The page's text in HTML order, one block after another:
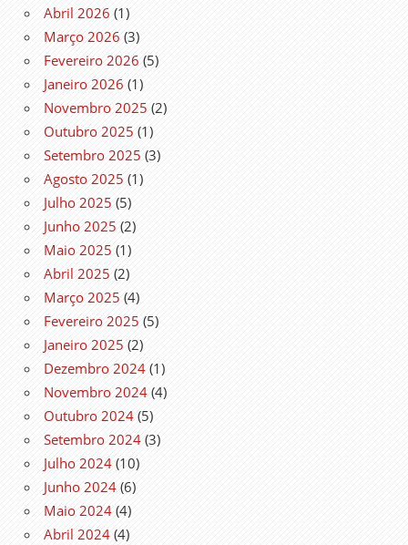
Abril 2026 (1)
Março 2026 (3)
Fevereiro 2026 (5)
Janeiro 2026 (1)
Novembro 2025 (2)
Outubro 2025 (1)
Setembro 2025 (3)
Agosto 2025 (1)
Julho 2025 (5)
Junho 2025 (2)
Maio 2025 (1)
Abril 2025 (2)
Março 2025 (4)
Fevereiro 2025 (5)
Janeiro 2025 (2)
Dezembro 2024 (1)
Novembro 2024 (4)
Outubro 2024 (5)
Setembro 2024 (3)
Julho 2024 (10)
Junho 2024 (6)
Maio 2024 (4)
Abril 2024 (4)